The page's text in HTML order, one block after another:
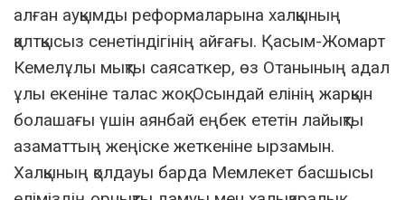
алған ауқымды реформаларына халқының
қалтқысыз сенетіндігінің айғағы. Қасым-Жомарт
Кемелұлы мықты саясаткер, өз Отанының адал
ұлы екеніне талас жоқ. Осындай елінің жарқын
болашағы үшін аянбай еңбек ететін лайықты
азаматтың жеңіске жеткеніне ырзамын.
Халқының қолдауы барда Мемлекет басшысы